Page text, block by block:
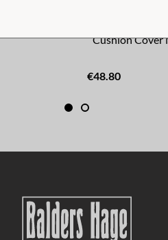
Cushion Cover
€48.80